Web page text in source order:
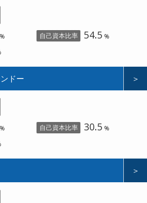
% 自己資本比率 54.5 %
＞
ドー
% 自己資本比率 30.5 %
＞